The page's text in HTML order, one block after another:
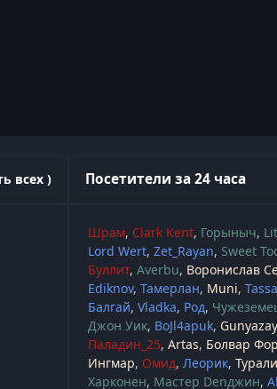
всех ) Посетители за 24 часа
Шрам Clark Kent Горыныч
Lord Wert Zet_Rayan Sweet
Буллит Averbu Воронислав
Ediknov Тамерлан Muni
Балгай Vladka Род
Джон Уик BoJl4apuk
Паладин_25 Artas Болвар
Ингмар Омид Леорик
Харконен Мастер Denджин